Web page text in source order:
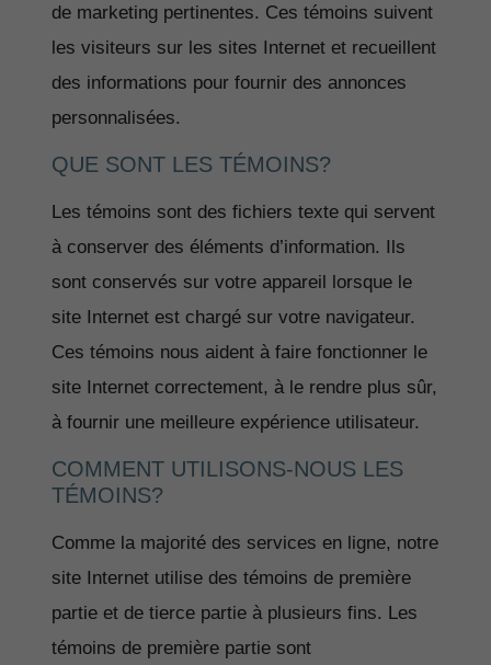
de marketing pertinentes. Ces témoins suivent
les visiteurs sur les sites Internet et recueillent
des informations pour fournir des annonces
personnalisées.
QUE SONT LES TÉMOINS?
Les témoins sont des fichiers texte qui servent
à conserver des éléments d’information. Ils
sont conservés sur votre appareil lorsque le
site Internet est chargé sur votre navigateur.
Ces témoins nous aident à faire fonctionner le
site Internet correctement, à le rendre plus sûr,
à fournir une meilleure expérience utilisateur.
COMMENT UTILISONS-NOUS LES
TÉMOINS?
Comme la majorité des services en ligne, notre
site Internet utilise des témoins de première
partie et de tierce partie à plusieurs fins. Les
témoins de première partie sont